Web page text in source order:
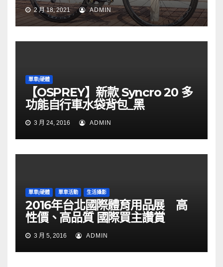
2 月 18, 2021 ADMIN
單車|硬體
【OSPREY】新款 Syncro 20 多
功能自行車水袋背包_黑
3 月 24, 2016 ADMIN
單車|硬體 單車活動 生活攝影
2016年台北國際體育用品展 高
性價、高品質 國際買主讚賞
3 月 5, 2016 ADMIN